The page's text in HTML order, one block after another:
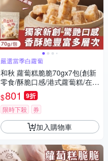
嚴選當季白蘿蔔
和秋 蘿蔔糕脆脆70gx7包(創新
零食/酥脆口感/港式蘿蔔糕/在來
米/傳統風味/台式小吃/團購)
$801 9折
限時下殺 券
加入購物車